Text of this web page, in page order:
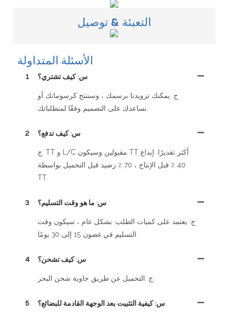
التعبئة & توصيل
الأسئلة المتداولة
1 س: كيف تشتري؟
ج: يمكنك تزويدنا برسمك ، وسننتج كرسوماتك أو
2 س: كيف تدفع؟
ج: TT و L/C مقبولين وسيكون TT أكثر تقديرًا. إيداع
40 ٪ قبل الإنتاج ، 70 ٪ رصيد قبل التحميل بواسطة
TT.
3 س: ما هو وقت التسليم؟
ج: يعتمد على كميات الطلب. بشكل عام ، سيكون وقت
4 س: كيف تشحن؟
5 س: كيفية التثبيت بعد الوجهة القادمة للبضائع؟